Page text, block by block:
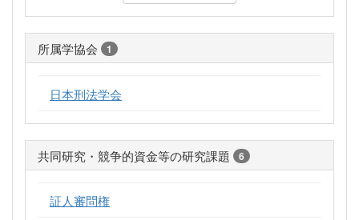
所属学協会 1
日本刑法学会
共同研究・競争的資金等の研究課題 6
証人審問権